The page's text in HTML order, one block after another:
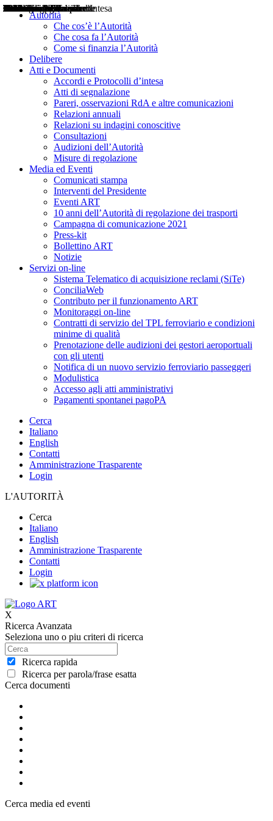
Autorità
Che cos’è l’Autorità
Che cosa fa l’Autorità
Come si finanzia l’Autorità
Delibere
Atti e Documenti
Accordi e Protocolli d’intesa
Atti di segnalazione
Pareri, osservazioni RdA e altre comunicazioni
Relazioni annuali
Relazioni su indagini conoscitive
Consultazioni
Audizioni dell’Autorità
Misure di regolazione
Media ed Eventi
Comunicati stampa
Interventi del Presidente
Eventi ART
10 anni dell’Autorità di regolazione dei trasporti
Campagna di comunicazione 2021
Press-kit
Bollettino ART
Notizie
Servizi on-line
Sistema Telematico di acquisizione reclami (SiTe)
ConciliaWeb
Contributo per il funzionamento ART
Monitoraggi on-line
Contratti di servizio del TPL ferroviario e condizioni
minime di qualità
Prenotazione delle audizioni dei gestori aeroportuali
con gli utenti
Notifica di un nuovo servizio ferroviario passeggeri
Modulistica
Accesso agli atti amministrativi
Pagamenti spontanei pagoPA
Cerca
Italiano
English
Contatti
Amministrazione Trasparente
Login
L'AUTORITÀ
Cerca
Italiano
English
Amministrazione Trasparente
Contatti
Login
X
Ricerca Avanzata
Seleziona uno o piu criteri di ricerca
Ricerca rapida
Ricerca per parola/frase esatta
Cerca documenti
Delibere
Pareri
Consultazioni
Audizioni
Atti di Segnalazione
Accordi e Protocolli d'Intesa
Relazioni annuali
Misure di regolazione
Cerca media ed eventi
Notizie
Comunicati Stampa
Bollettini ART
Convegni ART
Interviste del Presidente
Articoli in primo piano
Interventi del Presidente
2004
2005
2010
2013
2014
2015
2016
2017
2018
2019
202
2020
2021
2022
2023
2024
2025
2026
Aereo
Marittimo
Terrestre